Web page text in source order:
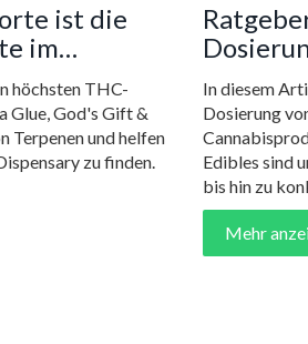
ist die
im
höchsten THC-
Glue, God's Gift &
Terpenen und helfen
zu finden.
In diesem
Dosierung
Edibles sind
bis hin zu
Dosierung.
sicheren
Mehr